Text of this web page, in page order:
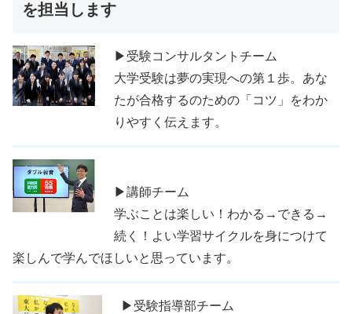
を担当します
▶受験コンサルタントチーム
大学受験は夢の実現への第１歩。あな
たが合格するのための「コツ」をわか
りやすく伝えます。
▶講師チーム
学ぶことは楽しい！わかる→できる→
続く！よい学習サイクルを身につけて
楽しんで学んでほしいと思っています。
▶受験指導部チーム